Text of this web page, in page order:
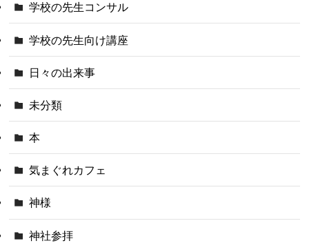
学校の先生コンサル
学校の先生向け講座
日々の出来事
未分類
本
気まぐれカフェ
神様
神社参拝